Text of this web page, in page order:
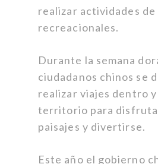
realizar actividades
recreacionales.
Durante la semana
ciudadanos chinos se
realizar viajes dentro
territorio para
paisajes y divertirse.
Este año el gobierno